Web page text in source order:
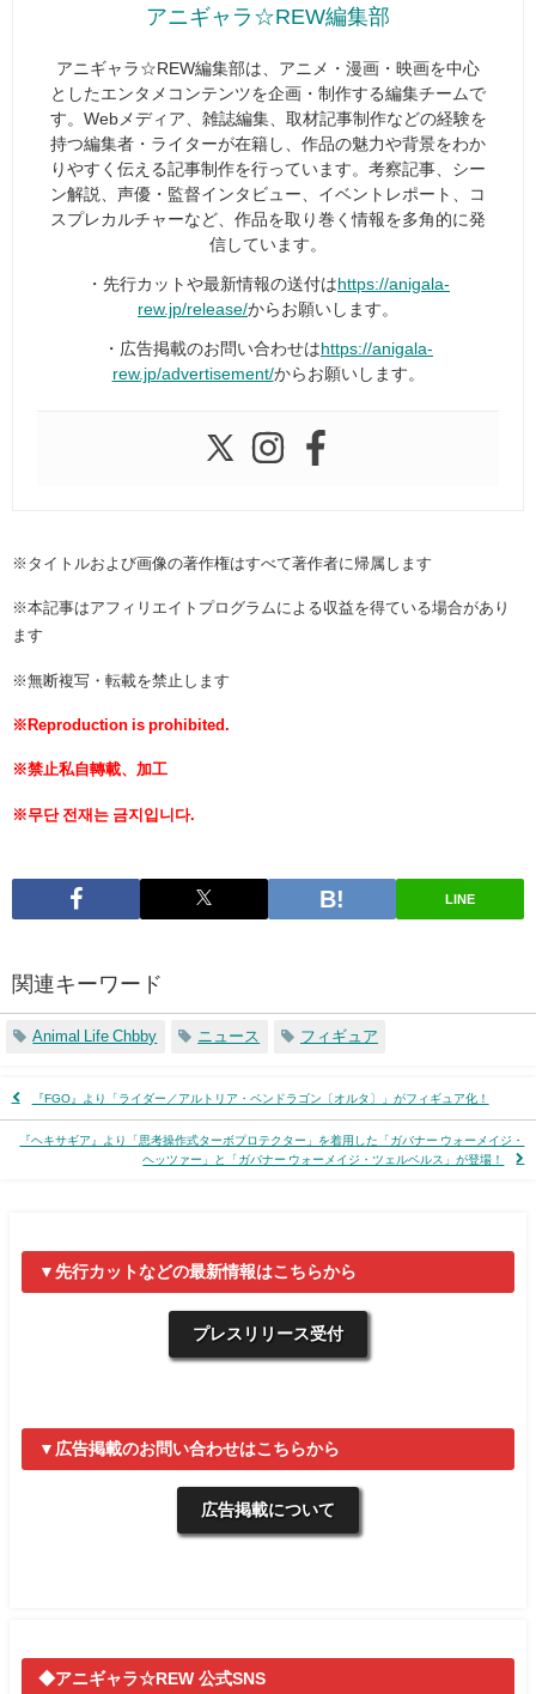
アニギャラ☆REW編集部
アニギャラ☆REW編集部は、アニメ・漫画・映画を中心
としたエンタメコンテンツを企画・制作する編集チームで
す。Webメディア、雑誌編集、取材記事制作などの経験を
持つ編集者・ライターが在籍し、作品の魅力や背景をわか
りやすく伝える記事制作を行っています。考察記事、シー
ン解説、声優・監督インタビュー、イベントレポート、コ
スプレカルチャーなど、作品を取り巻く情報を多角的に発
信しています。
・先行カットや最新情報の送付はhttps://anigala-
rew.jp/release/からお願いします。
・広告掲載のお問い合わせはhttps://anigala-
rew.jp/advertisement/からお願いします。
※タイトルおよび画像の著作権はすべて著作者に帰属します
※本記事はアフィリエイトプログラムによる収益を得ている場合があり
ます
※無断複写・転載を禁止します
※Reproduction is prohibited.
※禁止私自轉載、加工
※무단 전재는 금지입니다.
LINE
関連キーワード
Animal Life Chbby ニュース フィギュア
『FGO』より「ライダー／アルトリア・ペンドラゴン〔オルタ〕」がフィギュア化！
『ヘキサギア』より「思考操作式ターボプロテクター」を着用した「ガバナー ウォーメイジ・
ヘッツァー」と「ガバナー ウォーメイジ・ツェルベルス」が登場！
▼先行カットなどの最新情報はこちらから
プレスリリース受付
▼広告掲載のお問い合わせはこちらから
広告掲載について
◆アニギャラ☆REW 公式SNS